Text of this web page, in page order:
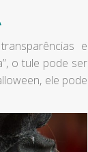
e
o tule pode ser
ele pode